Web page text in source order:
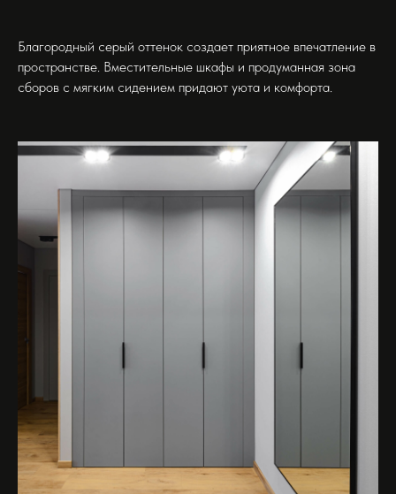
Благородный серый оттенок создает приятное впечатление в
пространстве. Вместительные шкафы и продуманная зона
сборов с мягким сидением придают уюта и комфорта.